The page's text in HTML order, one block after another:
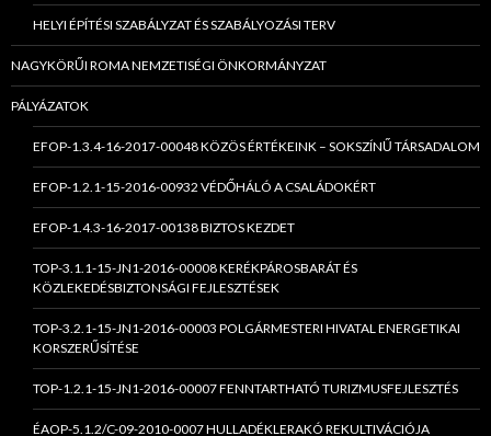
HELYI ÉPÍTÉSI SZABÁLYZAT ÉS SZABÁLYOZÁSI TERV
NAGYKÖRŰI ROMA NEMZETISÉGI ÖNKORMÁNYZAT
PÁLYÁZATOK
EFOP-1.3.4-16-2017-00048 KÖZÖS ÉRTÉKEINK – SOKSZÍNŰ TÁRSADALOM
EFOP-1.2.1-15-2016-00932 VÉDŐHÁLÓ A CSALÁDOKÉRT
EFOP-1.4.3-16-2017-00138 BIZTOS KEZDET
TOP-3.1.1-15-JN1-2016-00008 KERÉKPÁROSBARÁT ÉS
KÖZLEKEDÉSBIZTONSÁGI FEJLESZTÉSEK
TOP-3.2.1-15-JN1-2016-00003 POLGÁRMESTERI HIVATAL ENERGETIKAI
KORSZERŰSÍTÉSE
TOP-1.2.1-15-JN1-2016-00007 FENNTARTHATÓ TURIZMUSFEJLESZTÉS
ÉAOP-5.1.2/C-09-2010-0007 HULLADÉKLERAKÓ REKULTIVÁCIÓJA